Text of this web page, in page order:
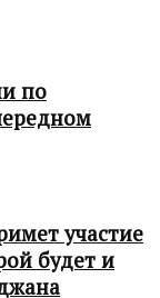
по
участие
будет и